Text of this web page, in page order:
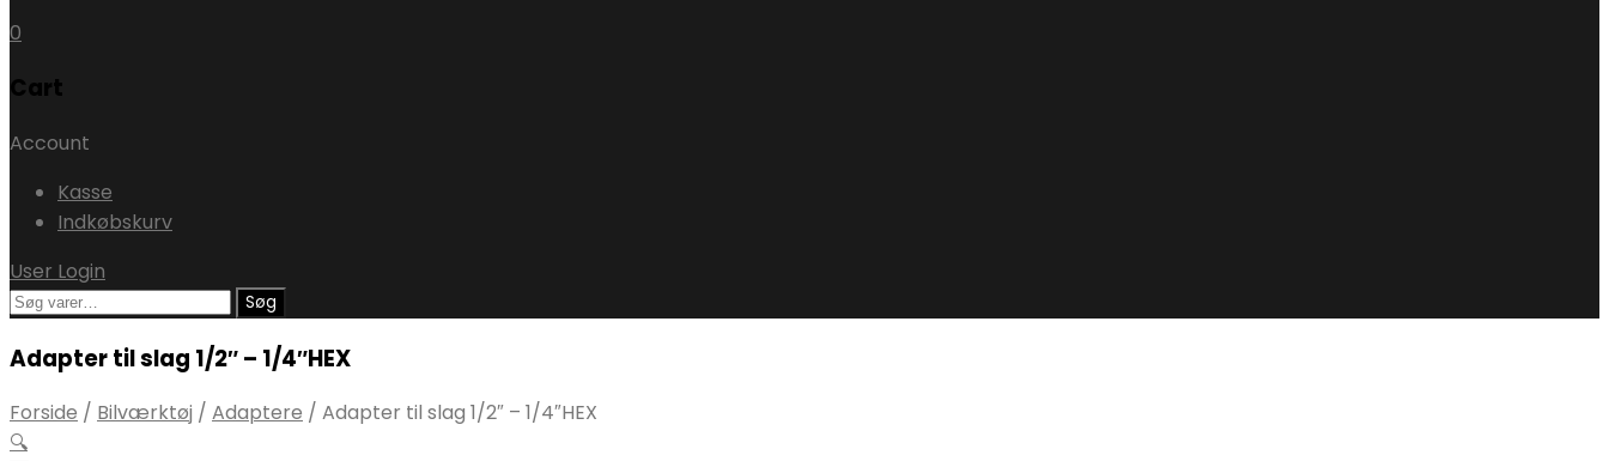
0
Cart
Account
Kasse
Indkøbskurv
User Login
Søg
Søg
Adapter til slag 1/2″ – 1/4″HEX
Forside / Bilværktøj / Adaptere / Adapter til slag 1/2″ – 1/4″HEX
🔍